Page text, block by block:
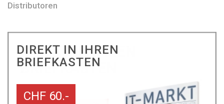
Distributoren
DIREKT IN IHREN
BRIEFKASTEN
CHF 60.-